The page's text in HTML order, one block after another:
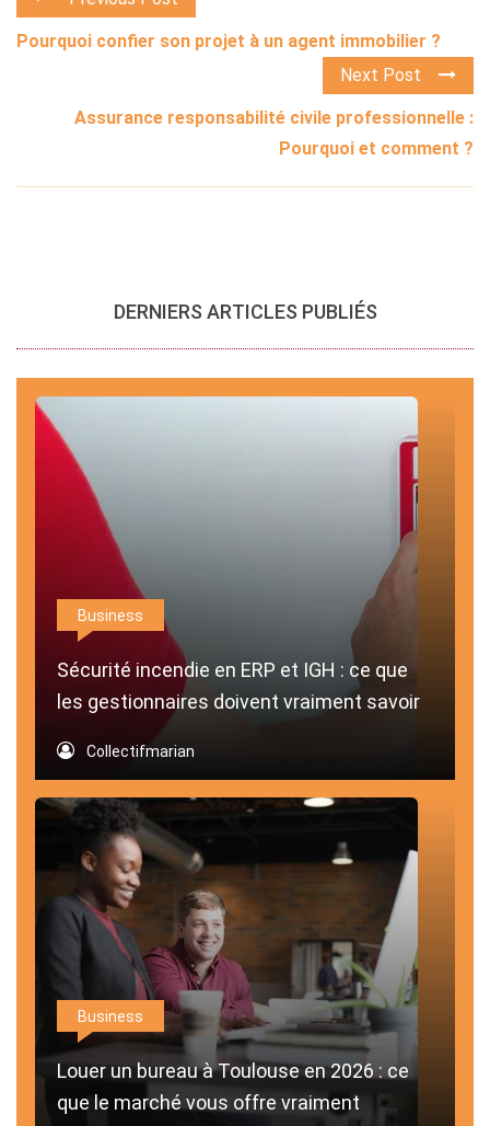
Pourquoi confier son projet à un agent immobilier ?
Next Post
Assurance responsabilité civile professionnelle :
Pourquoi et comment ?
DERNIERS ARTICLES PUBLIÉS
Business
Sécurité incendie en ERP et IGH : ce que
les gestionnaires doivent vraiment savoir
Collectifmarian
Business
Louer un bureau à Toulouse en 2026 : ce
que le marché vous offre vraiment